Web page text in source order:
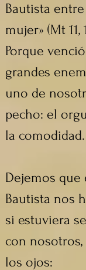
Bautista
mujer» (Mt 11,
Porque
grandes
uno de
pecho: el
la comodidad.
Dejemos que
Bautista nos
si estuviera
con
los ojos: